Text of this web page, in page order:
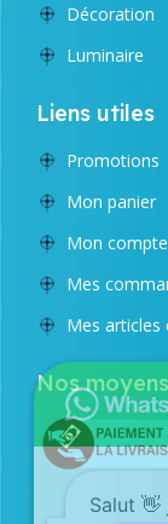
Décoration
Luminaire
Liens utiles
Promotions
Mon panier
Mon compte
Mes
Mes articles
Nos
Salut 👋